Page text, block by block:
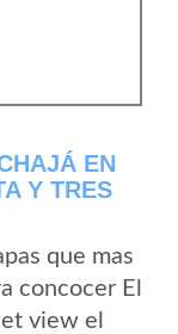
EN
Y TRES
que mas
concocer El
view el